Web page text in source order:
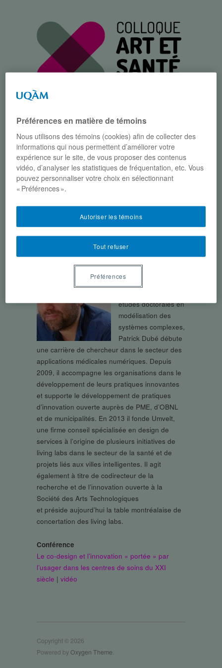
Menu
Parcourir :Accueil/ Participants /
Conférenciers/Patrick Dubé
Société des Arts Technologiques (SAT),
Après une maîtrise
en anthropologie des
études doctorales en
modélisation des
systèmes complexes,
Patrick Dubé débute
une carrière de chercheur dans le secteur des
applications médicales numériques. Depuis
2009, il accompagne les organisations dans le
développement de leurs pratiques innovantes
et supporte le développement de pratiques
d’innovation ouverte auprès de PME, d’OBNL
et de municipalités. En 2013 il fonde Umvelt,
une firme conseil spécialisée en design de
services à l’origine de plusieurs initiatives de
living labs dans le secteur de la santé et de
projets liés aux villes intelligentes. Il agit
également à titre de codirecteur de la
recherche et de l’innovation ouverte à la
Société des Arts Technologiques
et préside aujourd’hui la table montréalaise de
concertation des living labs.
Conférence
Le co-design et l’innovation « portée » par
l’usager dans les centres de soins du XXI
siècle | vidéo
Copyright © 2026
Powered byOxygen Theme.
Préférences en matière de témoins
Nous utilisons des témoins (cookies) afin de collecter des
informations qui nous permettent d’améliorer votre
expérience sur le site, de vous proposer des contenus
vidéo, d’analyser les statistiques de fréquentation, etc. Vous
pouvez personnaliser votre choix en sélectionnant
« Préférences ».
Tout refuser
Autoriser les témoins
Préférences